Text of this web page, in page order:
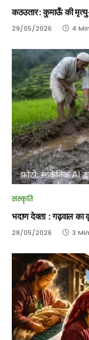
कठउतार: कुमाऊँ की
29/05/2026 4
संस्कृति
भदाण देवता : गढ़वाल
28/05/2026 3